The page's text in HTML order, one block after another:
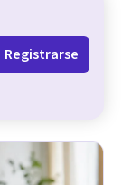
Registrarse